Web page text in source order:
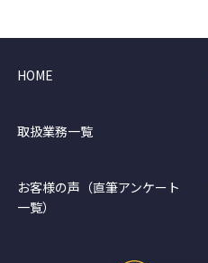
HOME
取扱業務一覧
お客様の声（直筆アンケート
一覧）